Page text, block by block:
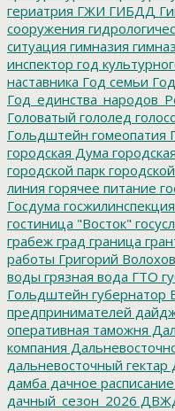
гериатрия ГЖИ ГИБДД
сооружения
ситуация гимназия
инспектор год
наставника Год семьи
Головатый гололед
Гольдштейн гомеопатия
городская Дума
городской парк
линия горячее питание
Госдума госжилинспекция
гостиница "Восток"
грабеж град граница
работы Григорий Волохов
воды грязная вода ГТО
Гольдштейн губернатор
предпринимателей
оперативная таможня
компания
дальневосточный гектар
дамба дачное расписание
дачный_сезон_2026